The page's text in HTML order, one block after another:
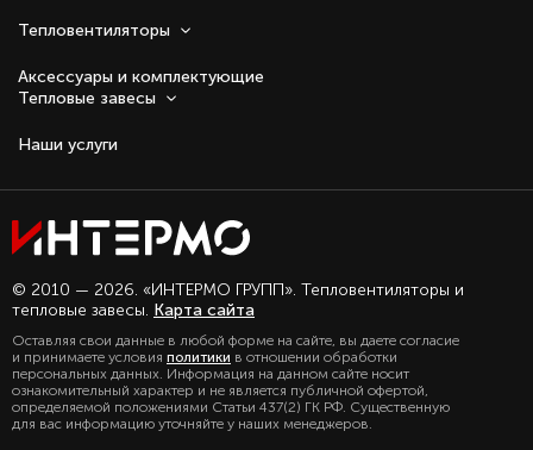
Тепловентиляторы
Аксессуары и комплектующие
Тепловые завесы
Наши услуги
© 2010 — 2026. «ИНТЕРМО ГРУПП». Тепловентиляторы и
тепловые завесы. Карта сайта
Оставляя свои данные в любой форме на сайте, вы даете согласие
и принимаете условия политики в отношении обработки
персональных данных. Информация на данном сайте носит
ознакомительный характер и не является публичной офертой,
определяемой положениями Статьи 437(2) ГК РФ. Существенную
для вас информацию уточняйте у наших менеджеров.
Оставаясь с нами, вы соглашаетесь на
использование файлов куки.
персональных данных, можете
ознакомиться в нашем разделе
политика конфиденциальности